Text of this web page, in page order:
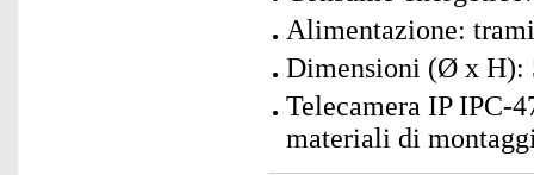
Alimentazione:
Dimensioni (Ø x H):
Telecamera IP IPC-
materiali di